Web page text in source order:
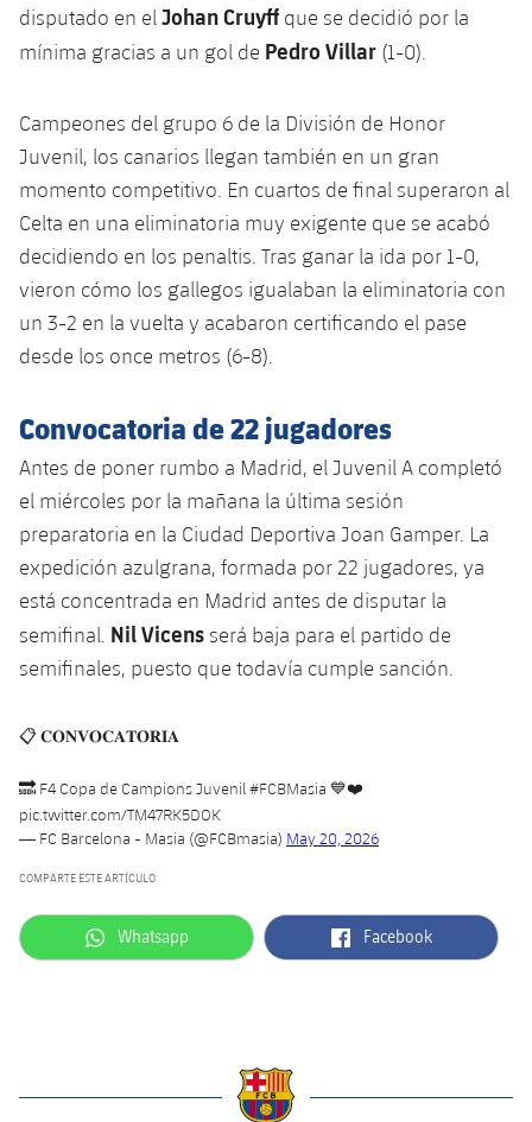
disputado en el Johan Cruyff que se decidió por la
mínima gracias a un gol de Pedro Villar (1-0).
Campeones del grupo 6 de la División de Honor
Juvenil, los canarios llegan también en un gran
momento competitivo. En cuartos de final superaron al
Celta en una eliminatoria muy exigente que se acabó
decidiendo en los penaltis. Tras ganar la ida por 1-0,
vieron cómo los gallegos igualaban la eliminatoria con
un 3-2 en la vuelta y acabaron certificando el pase
desde los once metros (6-8).
Convocatoria de 22 jugadores
Antes de poner rumbo a Madrid, el Juvenil A completó
el miércoles por la mañana la última sesión
preparatoria en la Ciudad Deportiva Joan Gamper. La
expedición azulgrana, formada por 22 jugadores, ya
está concentrada en Madrid antes de disputar la
semifinal. Nil Vicens será baja para el partido de
semifinales, puesto que todavía cumple sanción.
📋 𝐂𝐎𝐍𝐕𝐎𝐂𝐀𝐓𝐎̀𝐑𝐈𝐀
🔜 F4 Copa de Campions Juvenil #FCBMasia 💙❤️
pic.twitter.com/TM47RK5DOK
— FC Barcelona - Masia (@FCBmasia) May 20, 2026
COMPARTE ESTE ARTÍCULO
label.aria.whatsapp
Whatsapp label.aria.facebook
Facebook